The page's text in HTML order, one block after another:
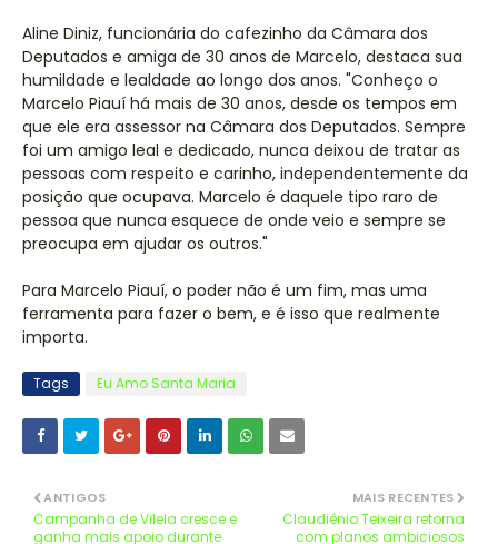
Aline Diniz, funcionária do cafezinho da Câmara dos
Deputados e amiga de 30 anos de Marcelo, destaca sua
humildade e lealdade ao longo dos anos. "Conheço o
Marcelo Piauí há mais de 30 anos, desde os tempos em
que ele era assessor na Câmara dos Deputados. Sempre
foi um amigo leal e dedicado, nunca deixou de tratar as
pessoas com respeito e carinho, independentemente da
posição que ocupava. Marcelo é daquele tipo raro de
pessoa que nunca esquece de onde veio e sempre se
preocupa em ajudar os outros."
Para Marcelo Piauí, o poder não é um fim, mas uma
ferramenta para fazer o bem, e é isso que realmente
importa.
Tags Eu Amo Santa Maria
MAIS RECENTES
Claudiênio Teixeira retorna
com planos ambiciosos
ANTIGOS
Campanha de Vilela cresce e
ganha mais apoio durante